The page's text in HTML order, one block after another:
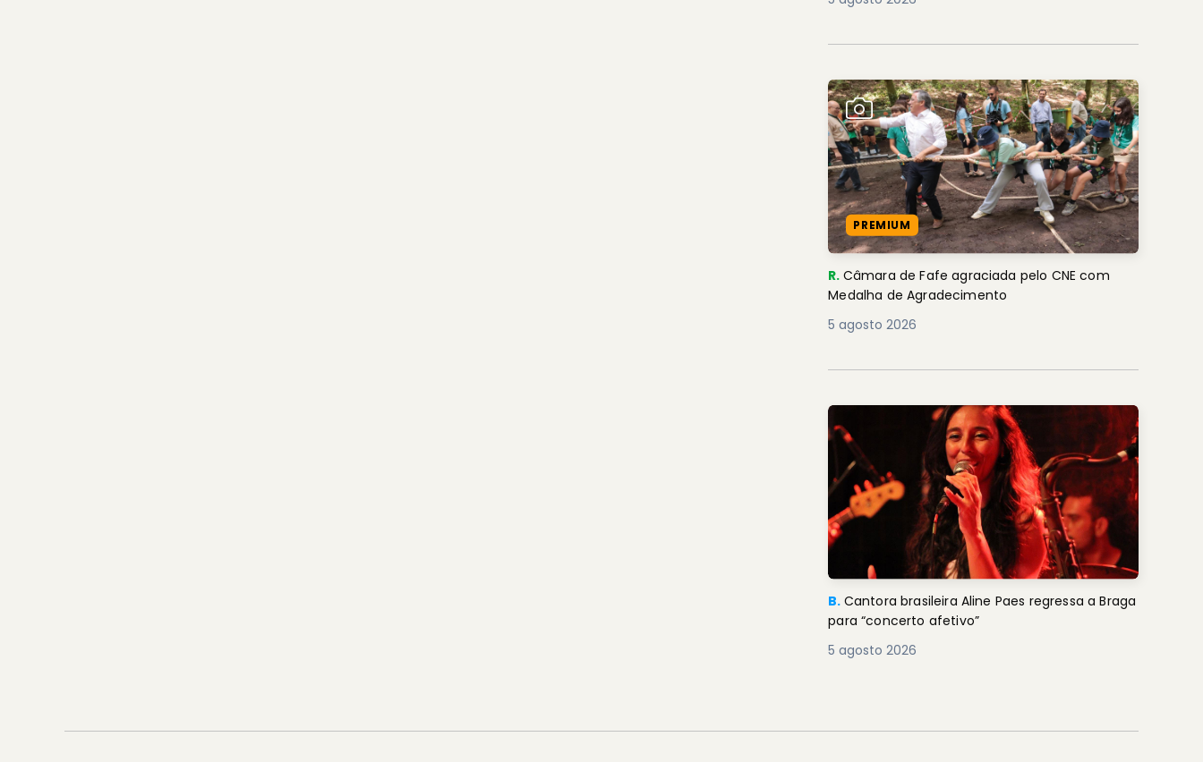
PREMIUM
R. Câmara de Fafe agraciada pelo CNE com
Medalha de Agradecimento
5 agosto 2026
B. Cantora brasileira Aline Paes regressa a Braga
para “concerto afetivo”
5 agosto 2026